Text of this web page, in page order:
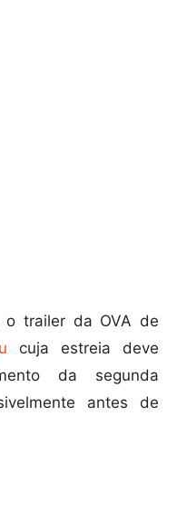
o trailer da OVA de
cuja estreia deve
da segunda
antes de